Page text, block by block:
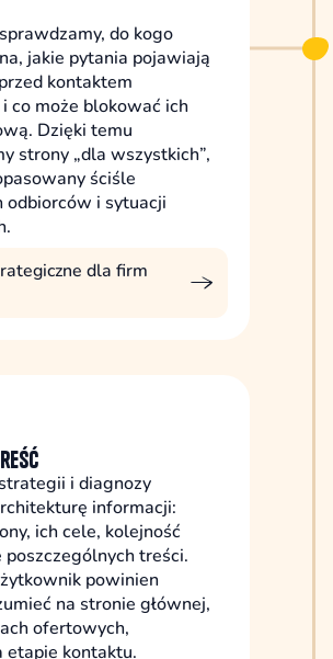
do kogo
jakie pytania pojawiają
kontaktem
co może blokować ich
Dzięki temu
strony „dla wszystkich”,
ściśle
odbiorców i sytuacji
dla firm
i diagnozy
informacji:
ich cele, kolejność
treści.
powinien
na stronie głównej,
ofertowych,
etapie kontaktu.